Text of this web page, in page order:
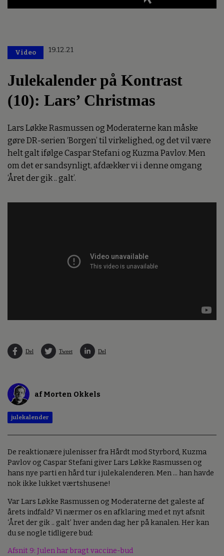
Video 19.12.21
Julekalender på Kontrast
(10): Lars’ Christmas
Lars Løkke Rasmussen og Moderaterne kan måske
gøre DR-serien ‘Borgen’ til virkelighed, og det vil være
helt galt ifølge Caspar Stefani og Kuzma Pavlov. Men
om det er sandsynligt, afdækker vi i denne omgang
‘Året der gik .. galt’.
Del Tweet Del
af Morten Okkels
julekalender
De reaktionære julenisser fra Hårdt mod Styrbord, Kuzma
Pavlov og Caspar Stefani giver Lars Løkke Rasmussen og
hans nye parti en hård tur i julekalenderen. Men ... han havde
nok ikke lukket værtshusene!
Var Lars Løkke Rasmussen og Moderaterne det galeste af
årets indfald? Vi nærmer os en afklaring med et nyt afsnit
‘Året der gik .. galt’ hver anden dag her på kanalen. Her kan
du se nogle tidligere bud:
Afsnit 9: Julen har bragt vaccine-bud